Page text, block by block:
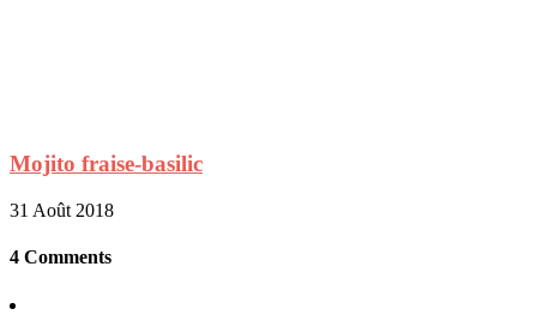
Mojito fraise-basilic
31 Août 2018
4 Comments